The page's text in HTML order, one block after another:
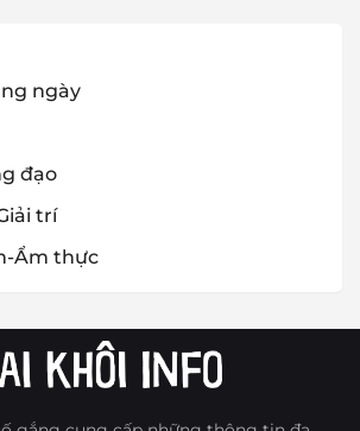
ngày
đạo
trí
Ẩm thực